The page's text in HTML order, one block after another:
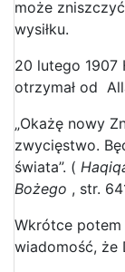
może
wysiłku.
20 lutego 1907
otrzymał od
„Okażę nowy
zwycięstwo.
świata”. (
Bożego , str.
Wkrótce potem
wiadomość, że